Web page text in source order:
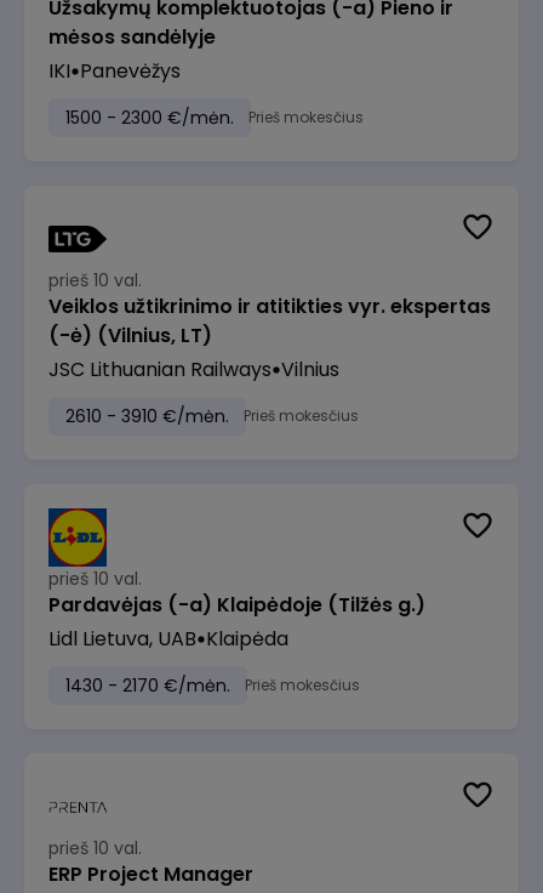
Užsakymų komplektuotojas (-a) Pieno ir
mėsos sandėlyje
IKI Panevėžys
1500 - 2300 €/mėn. Prieš mokesčius
prieš 10 val.
Veiklos užtikrinimo ir atitikties vyr. ekspertas
(-ė) (Vilnius, LT)
JSC Lithuanian Railways Vilnius
2610 - 3910 €/mėn. Prieš mokesčius
prieš 10 val.
Pardavėjas (-a) Klaipėdoje (Tilžės g.)
Lidl Lietuva, UAB Klaipėda
1430 - 2170 €/mėn. Prieš mokesčius
prieš 10 val.
ERP Project Manager